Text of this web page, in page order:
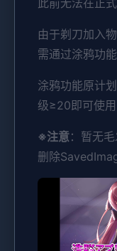
此前无法在正
由于剃刀加入
需通过涂鸦功
涂鸦功能原计
级≥20即可使用
※注意：暂无
删除